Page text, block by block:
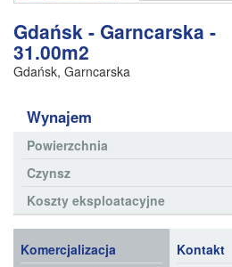
Gdańsk - Garncarska -
31.00m2
Gdańsk, Garncarska
Wynajem
Powierzchnia
Czynsz
Koszty eksploatacyjne
Komercjalizacja
Kontakt